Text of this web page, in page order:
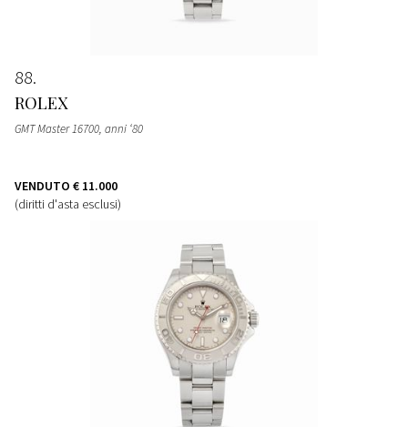
88
ROLEX
GMT Master 16700, anni ‘80
VENDUTO € 11.000
(diritti d'asta esclusi)